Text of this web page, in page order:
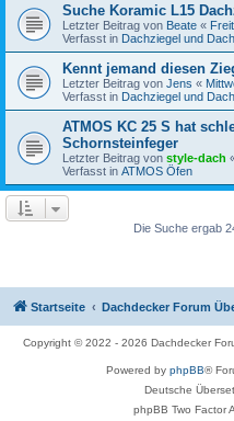
Suche Koramic L15
Letzter Beitrag von Beate «
Verfasst in Dachziegel und
Kennt jemand diesen
Letzter Beitrag von Jens «
Verfasst in Dachziegel und
ATMOS KC 25 S hat
Schornsteinfeger
Letzter Beitrag von style-dach
Verfasst in ATMOS Öfen
Die Suche ergab
Startseite Dachdecker Forum
Copyright © 2022 - 2026 Dachdecker
Powered by phpBB®
Deutsche
phpBB Two Factor